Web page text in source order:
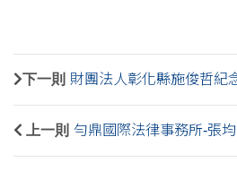
下一則 財團法人彰化縣施俊哲紀
上一則 勻鼎國際法律事務所-張